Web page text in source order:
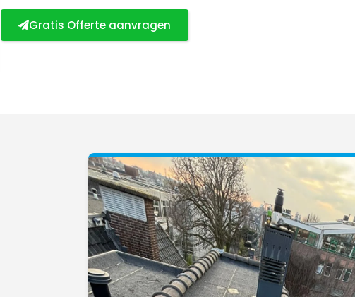
Gratis Offerte aanvragen